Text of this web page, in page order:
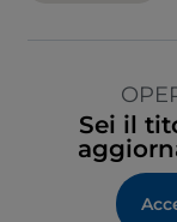
Sei il